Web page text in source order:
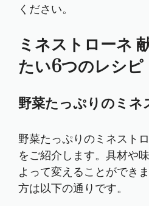
ください。
ミネストローネ
たい6つのレシピ
野菜たっぷりのミネ
野菜たっぷりのミネスト
をご紹介します。具材や
よって変えることができ
方は以下の通りです。